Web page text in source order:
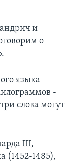
и
о
языка
-
слова могут
III,
(1452-1485),